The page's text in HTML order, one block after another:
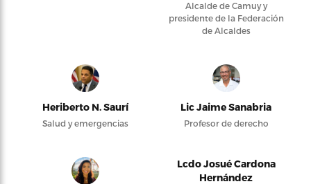
Alcalde de Camuy y
presidente de la Federación
de Alcaldes
Heriberto N. Saurí
Salud y emergencias
Lic Jaime Sanabria
Profesor de derecho
Lcdo Josué Cardona
Hernández